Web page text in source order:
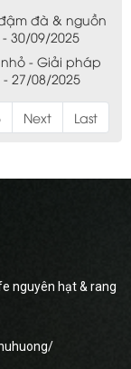
đà & nguồn
30/09/2025
- Giải pháp
27/08/2025
Next Last
nguyên hạt & rang